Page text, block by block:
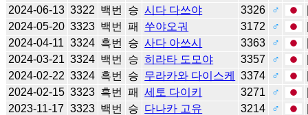
2024-06-13 3322 백번 승 시다 다쓰야 3326 ♂
2024-05-20 3323 백번 패 쑤야오궈 3172 ♂
2024-04-11 3324 흑번 승 사다 아쓰시 3363 ♂
2024-03-21 3324 백번 승 히라타 도모야 3357 ♂
2024-02-22 3324 흑번 승 무라카와 다이스케 3374 ♂
2024-02-15 3323 흑번 패 세토 다이키 3271 ♂
2023-11-17 3323 백번 승 다나카 고유 3214 ♂